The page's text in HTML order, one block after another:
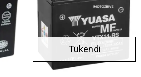
Tükendi